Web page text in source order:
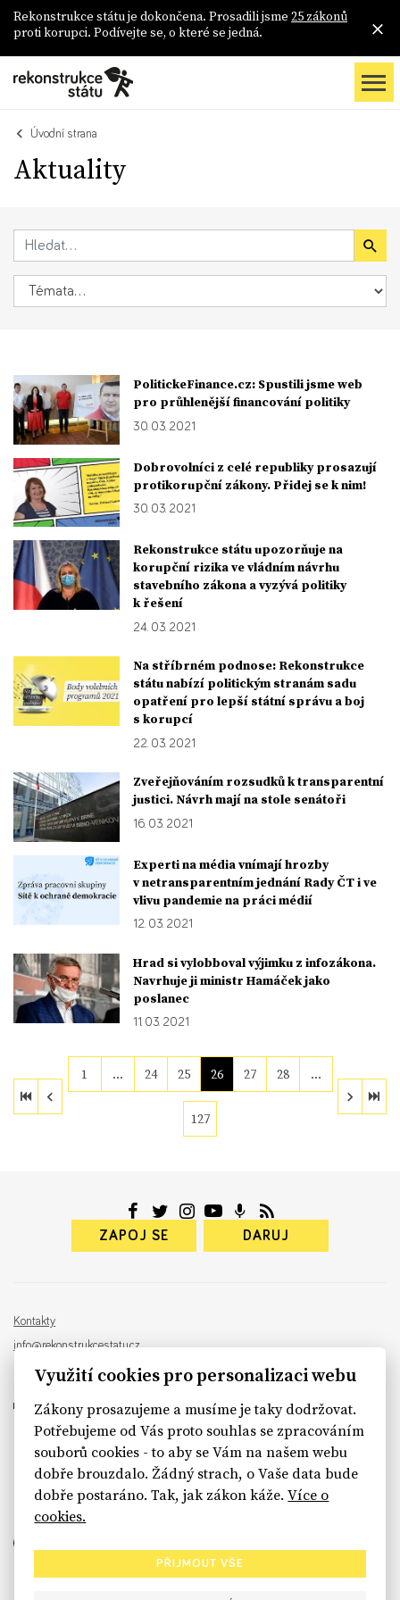
Rekonstrukce státu je dokončena. Prosadili jsme 25 zákonů
proti korupci. Podívejte se, o které se jedná.
Úvodní strana
Aktuality
PolitickeFinance.cz: Spustili jsme web
pro průhlenější financování politiky
30. 03. 2021
Dobrovolníci z celé republiky prosazují
protikorupční zákony. Přidej se k nim!
30. 03. 2021
Rekonstrukce státu upozorňuje na
korupční rizika ve vládním návrhu
stavebního zákona a vyzývá politiky
k řešení
24. 03. 2021
Na stříbrném podnose: Rekonstrukce
státu nabízí politickým stranám sadu
opatření pro lepší státní správu a boj
s korupcí
22. 03. 2021
Zveřejňováním rozsudků k transparentní
justici. Návrh mají na stole senátoři
16. 03. 2021
Experti na média vnímají hrozby
v netransparentním jednání Rady ČT i ve
vlivu pandemie na práci médií
12. 03. 2021
Hrad si vylobboval výjimku z infozákona.
Navrhuje ji ministr Hamáček jako
poslanec
11. 03. 2021
1 … 24 25 26 27 28 …
127
ZAPOJ SE DARUJ
Kontakty
info@rekonstrukcestatu.cz
Návrh a vývoj: Sinfin , ilustrace:
sinfin.digital
Využití cookies pro personalizaci webu
Zákony prosazujeme a musíme je taky dodržovat.
Potřebujeme od Vás proto souhlas se zpracováním
souborů cookies - to aby se Vám na našem webu
dobře brouzdalo. Žádný strach, o Vaše data bude
dobře postaráno. Tak, jak zákon káže.Více o
cookies.
PŘIJMOUT VŠE